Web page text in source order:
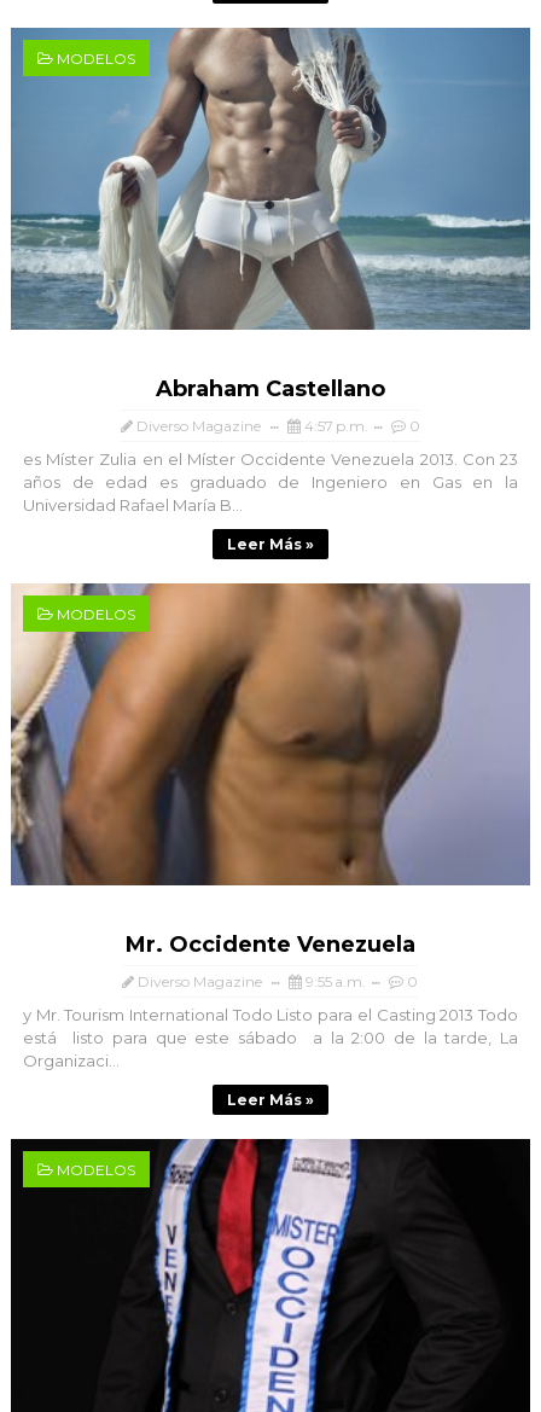
MODELOS
Abraham Castellano
Diverso Magazine 4:57 p.m. 0
es Míster Zulia en el Míster Occidente Venezuela 2013. Con 23
años de edad es graduado de Ingeniero en Gas en la
Universidad Rafael María B...
Leer Más »
MODELOS
Mr. Occidente Venezuela
Diverso Magazine 9:55 a.m. 0
y Mr. Tourism International Todo Listo para el Casting 2013 Todo
está listo para que este sábado a la 2:00 de la tarde, La
Organizaci...
Leer Más »
MODELOS